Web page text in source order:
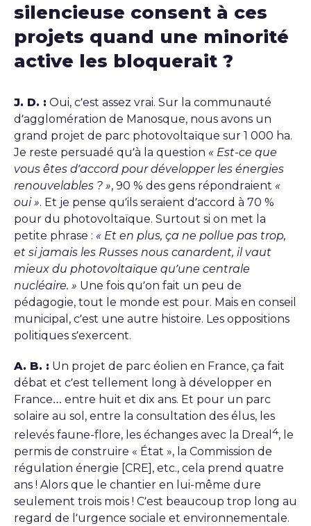
silencieuse consent à ces
projets quand une minorité
active les bloquerait ?
J. D. : Oui, c’est assez vrai. Sur la communauté
d’agglomération de Manosque, nous avons un
grand projet de parc photovoltaïque sur 1 000 ha.
Je reste persuadé qu’à la question « Est-ce que
vous êtes d’accord pour développer les énergies
renouvelables ? », 90 % des gens répondraient «
oui ». Et je pense qu’ils seraient d’accord à 70 %
pour du photovoltaïque. Surtout si on met la
petite phrase : « Et en plus, ça ne pollue pas trop,
et si jamais les Russes nous canardent, il vaut
mieux du photovoltaïque qu’une centrale
nucléaire. » Une fois qu’on fait un peu de
pédagogie, tout le monde est pour. Mais en conseil
municipal, c’est une autre histoire. Les oppositions
politiques s’exercent.
A. B. : Un projet de parc éolien en France, ça fait
débat et c’est tellement long à développer en
France… entre huit et dix ans. Et pour un parc
solaire au sol, entre la consultation des élus, les
relevés faune-flore, les échanges avec la Dreal 4, le
permis de construire « État », la Commission de
régulation énergie [CRE], etc., cela prend quatre
ans ! Alors que le chantier en lui-même dure
seulement trois mois ! C’est beaucoup trop long au
regard de l’urgence sociale et environnementale.